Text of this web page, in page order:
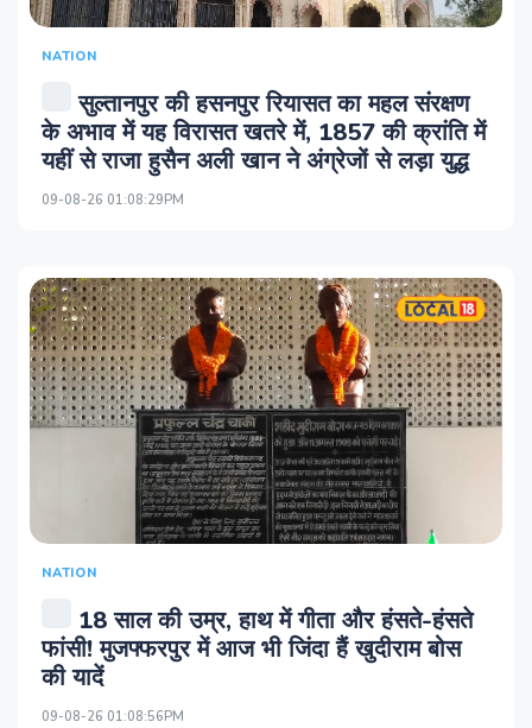
NATION
सुल्तानपुर की हसनपुर रियासत का महल संरक्षण
के अभाव में यह विरासत खतरे में, 1857 की क्रांति में
यहीं से राजा हुसैन अली खान ने अंग्रेजों से लड़ा युद्ध
09-08-26 01:08:29PM
NATION
18 साल की उम्र, हाथ में गीता और हंसते-हंसते
फांसी! मुजफ्फरपुर में आज भी जिंदा हैं खुदीराम बोस
की यादें
09-08-26 01:08:56PM